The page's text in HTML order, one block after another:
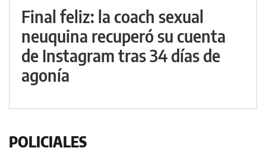
Final feliz: la coach sexual
neuquina recuperó su cuenta
de Instagram tras 34 días de
agonía
POLICIALES